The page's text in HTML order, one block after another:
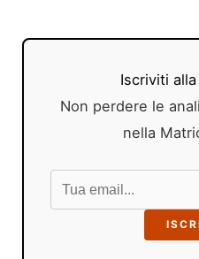
Iscriviti
Non perdere le
nella